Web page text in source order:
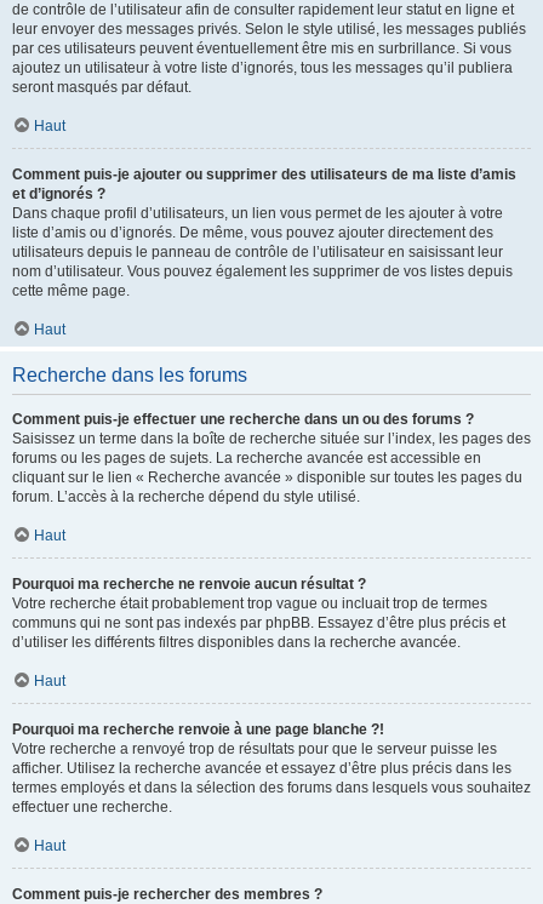
de contrôle de l’utilisateur afin de consulter rapidement leur statut en ligne et
leur envoyer des messages privés. Selon le style utilisé, les messages publiés
par ces utilisateurs peuvent éventuellement être mis en surbrillance. Si vous
ajoutez un utilisateur à votre liste d’ignorés, tous les messages qu’il publiera
seront masqués par défaut.
Haut
Comment puis-je ajouter ou supprimer des utilisateurs de ma liste d’amis
et d’ignorés ?
Dans chaque profil d’utilisateurs, un lien vous permet de les ajouter à votre
liste d’amis ou d’ignorés. De même, vous pouvez ajouter directement des
utilisateurs depuis le panneau de contrôle de l’utilisateur en saisissant leur
nom d’utilisateur. Vous pouvez également les supprimer de vos listes depuis
cette même page.
Haut
Recherche dans les forums
Comment puis-je effectuer une recherche dans un ou des forums ?
Saisissez un terme dans la boîte de recherche située sur l’index, les pages des
forums ou les pages de sujets. La recherche avancée est accessible en
cliquant sur le lien « Recherche avancée » disponible sur toutes les pages du
forum. L’accès à la recherche dépend du style utilisé.
Haut
Pourquoi ma recherche ne renvoie aucun résultat ?
Votre recherche était probablement trop vague ou incluait trop de termes
communs qui ne sont pas indexés par phpBB. Essayez d’être plus précis et
d’utiliser les différents filtres disponibles dans la recherche avancée.
Haut
Pourquoi ma recherche renvoie à une page blanche ?!
Votre recherche a renvoyé trop de résultats pour que le serveur puisse les
afficher. Utilisez la recherche avancée et essayez d’être plus précis dans les
termes employés et dans la sélection des forums dans lesquels vous souhaitez
effectuer une recherche.
Haut
Comment puis-je rechercher des membres ?